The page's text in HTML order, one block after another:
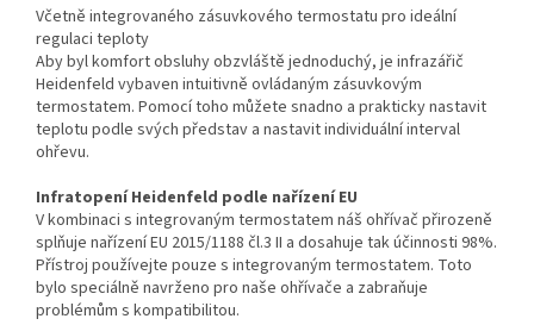
Včetně integrovaného zásuvkového termostatu pro ideální
regulaci teploty
Aby byl komfort obsluhy obzvláště jednoduchý, je infrazářič
Heidenfeld vybaven intuitivně ovládaným zásuvkovým
termostatem. Pomocí toho můžete snadno a prakticky nastavit
teplotu podle svých představ a nastavit individuální interval
ohřevu.
Infratopení Heidenfeld podle nařízení EU
V kombinaci s integrovaným termostatem náš ohřívač přirozeně
splňuje nařízení EU 2015/1188 čl.3 II a dosahuje tak účinnosti 98%.
Přístroj používejte pouze s integrovaným termostatem. Toto
bylo speciálně navrženo pro naše ohřívače a zabraňuje
problémům s kompatibilitou.